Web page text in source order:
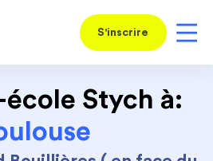
S'inscrire
Stych à: